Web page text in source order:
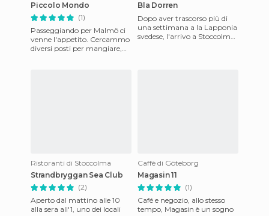
Piccolo Mondo
(1)
Passeggiando per Malmö ci
venne l'appetito. Cercammo
diversi posti per mangiare,
Bla Dorren
Dopo aver trascorso più di
una settimana a la Lapponia
svedese, l'arrivo a Stoccolma
Ristoranti di Stoccolma
Strandbryggan Sea Club
(2)
Aperto dal mattino alle 10
alla sera all'1, uno dei locali
Caffè di Göteborg
Magasin 11
(1)
Café e negozio, allo stesso
tempo, Magasin è un sogno